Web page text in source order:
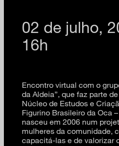
02 de julho,
16h
Encontro virtual com o
da Aldeia”, que faz parte
Núcleo de Estudos e
Figurino Brasileiro da Oca
nasceu em 2006 num
mulheres da comunidade,
capacitá-las e de valorizar